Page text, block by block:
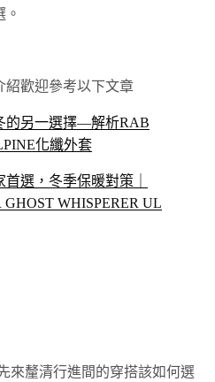
歡迎參考以下文章
的另一選擇—解析RAB
化纖外套
選，冬季保暖對策｜
WHISPERER UL
來釐清行進間的穿搭該如何選